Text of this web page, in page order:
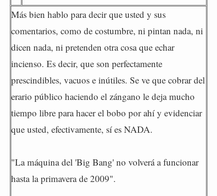
Más bien hablo para decir que usted y sus
comentarios, como de costumbre, ni pintan nada, ni
dicen nada, ni pretenden otra cosa que echar
incienso. Es decir, que son perfectamente
prescindibles, vacuos e inútiles. Se ve que cobrar del
erario público haciendo el zángano le deja mucho
tiempo libre para hacer el bobo por ahí y evidenciar
que usted, efectivamente, sí es NADA.
"La máquina del 'Big Bang' no volverá a funcionar
hasta la primavera de 2009".